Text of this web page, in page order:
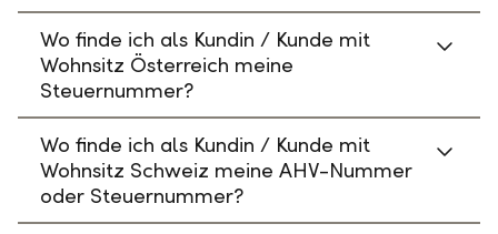
Wo finde ich als Kundin / Kunde mit
Wohnsitz Österreich meine
Steuernummer?
Wo finde ich als Kundin / Kunde mit
Wohnsitz Schweiz meine AHV-Nummer
oder Steuernummer?